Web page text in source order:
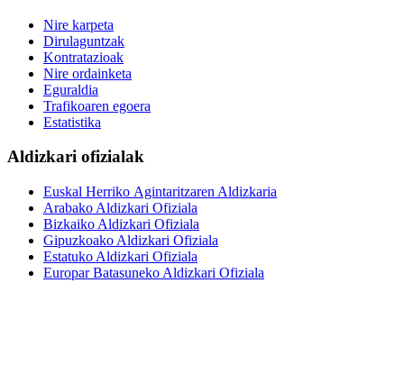
Nire karpeta
Dirulaguntzak
Kontratazioak
Nire ordainketa
Eguraldia
Trafikoaren egoera
Estatistika
Aldizkari ofizialak
Euskal Herriko Agintaritzaren Aldizkaria
Arabako Aldizkari Ofiziala
Bizkaiko Aldizkari Ofiziala
Gipuzkoako Aldizkari Ofiziala
Estatuko Aldizkari Ofiziala
Europar Batasuneko Aldizkari Ofiziala